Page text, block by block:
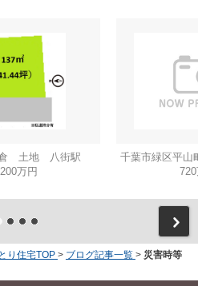
倉 土地 八街駅
200万円
千葉市緑区平
り住宅TOP > ブログ記事一覧 > 災害時等